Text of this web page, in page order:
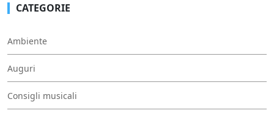
CATEGORIE
Ambiente
Auguri
Consigli musicali